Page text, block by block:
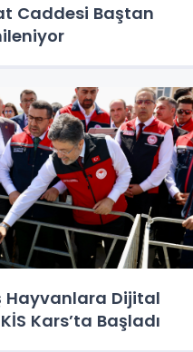
Caddesi Baştan
Hayvanlara Dijital
Kars’ta Başladı